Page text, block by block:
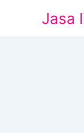
konten
Jasa